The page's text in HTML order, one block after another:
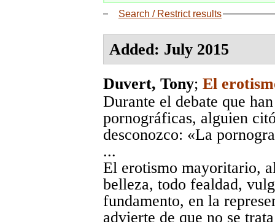
Search / Restrict results
Added: July 2015
Duvert, Tony; El
Durante el debate que
pornográficas, alguien
desconozco: «La
...
El erotismo mayoritario,
belleza, todo fealdad,
fundamento, en la
advierte de que no se